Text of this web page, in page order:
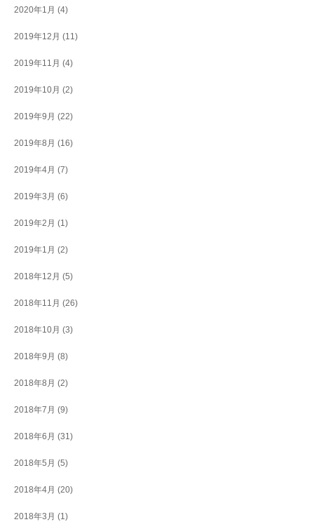
2020年1月 (4)
2019年12月 (11)
2019年11月 (4)
2019年10月 (2)
2019年9月 (22)
2019年8月 (16)
2019年4月 (7)
2019年3月 (6)
2019年2月 (1)
2019年1月 (2)
2018年12月 (5)
2018年11月 (26)
2018年10月 (3)
2018年9月 (8)
2018年8月 (2)
2018年7月 (9)
2018年6月 (31)
2018年5月 (5)
2018年4月 (20)
2018年3月 (1)